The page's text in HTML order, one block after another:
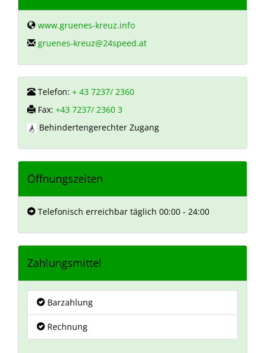
www.gruenes-kreuz.info
gruenes-kreuz@24speed.at
Telefon: + 43 7237/ 2360
Fax: +43 7237/ 2360 3
Behindertengerechter Zugang
Öffnungszeiten
Telefonisch erreichbar täglich 00:00 - 24:00
Zahlungsmittel
Barzahlung
Rechnung